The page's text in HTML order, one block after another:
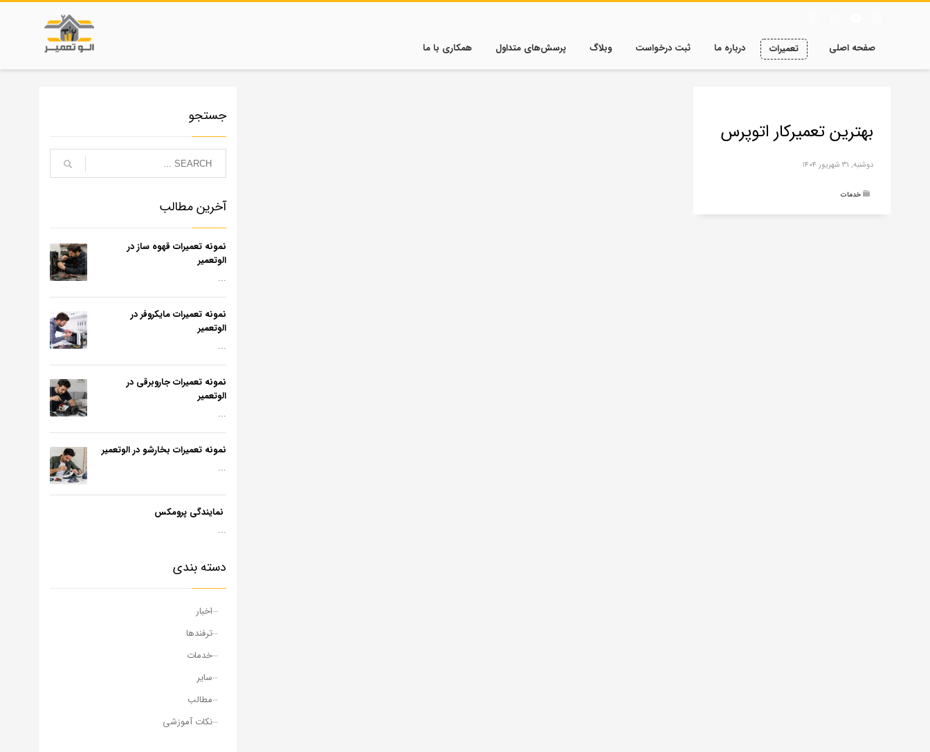
صفحه اصلی تعمیرات درباره ما ثبت درخواست وبلاگ پرسش‌های متداول همکاری با ما
بهترین تعمیرکار اتوپرس
دوشنبه, ۳۱ شهریور ۱۴۰۴
خدمات
جستجو
آخرین مطالب
نمونه تعمیرات قهوه ساز در
الوتعمیر
...
نمونه تعمیرات مایکروفر در
الوتعمیر
...
نمونه تعمیرات جاروبرقی در
الوتعمیر
...
نمونه تعمیرات بخارشو در الوتعمیر
...
نمایندگی پرومکس
...
دسته بندی
اخبار
ترفندها
خدمات
سایر
مطالب
نکات آموزشی